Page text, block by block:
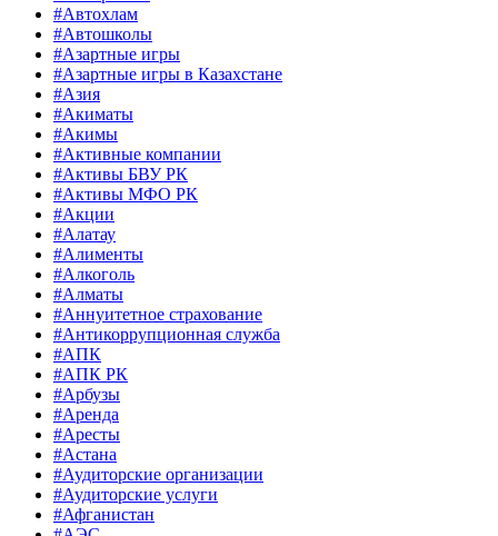
#Автохлам
#Автошколы
#Азартные игры
#Азартные игры в Казахстане
#Азия
#Акиматы
#Акимы
#Активные компании
#Активы БВУ РК
#Активы МФО РК
#Акции
#Алатау
#Алименты
#Алкоголь
#Алматы
#Аннуитетное страхование
#Антикоррупционная служба
#АПК
#АПК РК
#Арбузы
#Аренда
#Аресты
#Астана
#Аудиторские организации
#Аудиторские услуги
#Афганистан